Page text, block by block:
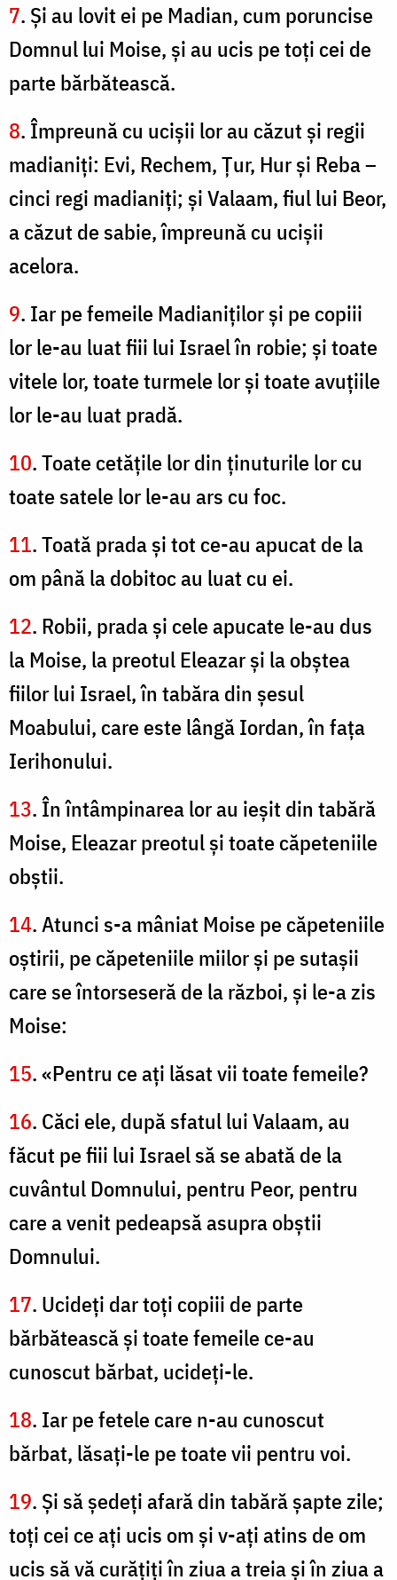
7. Şi au lovit ei pe Madian, cum poruncise
Domnul lui Moise, şi au ucis pe toţi cei de
parte bărbătească.
8. Împreună cu ucişii lor au căzut şi regii
madianiţi: Evi, Rechem, Ţur, Hur şi Reba –
cinci regi madianiţi; şi Valaam, fiul lui Beor,
a căzut de sabie, împreună cu ucişii
acelora.
9. Iar pe femeile Madianiţilor şi pe copiii
lor le-au luat fiii lui Israel în robie; şi toate
vitele lor, toate turmele lor şi toate avuţiile
lor le-au luat pradă.
10. Toate cetăţile lor din ţinuturile lor cu
toate satele lor le-au ars cu foc.
11. Toată prada şi tot ce-au apucat de la
om până la dobitoc au luat cu ei.
12. Robii, prada şi cele apucate le-au dus
la Moise, la preotul Eleazar şi la obştea
fiilor lui Israel, în tabăra din şesul
Moabului, care este lângă Iordan, în faţa
Ierihonului.
13. În întâmpinarea lor au ieşit din tabără
Moise, Eleazar preotul şi toate căpeteniile
obştii.
14. Atunci s-a mâniat Moise pe căpeteniile
oştirii, pe căpeteniile miilor şi pe sutaşii
care se întorseseră de la război, şi le-a zis
Moise:
15. «Pentru ce aţi lăsat vii toate femeile?
16. Căci ele, după sfatul lui Valaam, au
făcut pe fiii lui Israel să se abată de la
cuvântul Domnului, pentru Peor, pentru
care a venit pedeapsă asupra obştii
Domnului.
17. Ucideţi dar toţi copiii de parte
bărbătească şi toate femeile ce-au
cunoscut bărbat, ucideţi-le.
18. Iar pe fetele care n-au cunoscut
bărbat, lăsaţi-le pe toate vii pentru voi.
19. Şi să şedeţi afară din tabără şapte zile;
toţi cei ce aţi ucis om şi v-aţi atins de om
ucis să vă curăţiţi în ziua a treia şi în ziua a